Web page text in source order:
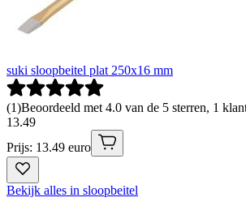
suki sloopbeitel plat 250x16 mm
(1)Beoordeeld met 4.0 van de 5 sterren, 1
13.49
Prijs: 13.49 euro
Bekijk alles in sloopbeitel